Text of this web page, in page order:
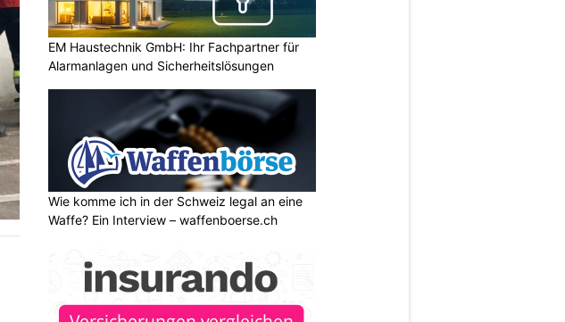
EM Haustechnik GmbH: Ihr Fachpartner für
Alarmanlagen und Sicherheitslösungen
Wie komme ich in der Schweiz legal an eine
Waffe? Ein Interview – waffenboerse.ch